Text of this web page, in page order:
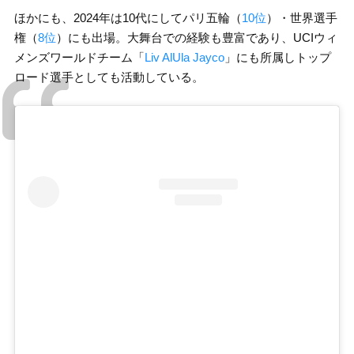
ほかにも、2024年は10代にしてパリ五輪（10位）・世界選手
権（8位）にも出場。大舞台での経験も豊富であり、UCIウィ
メンズワールドチーム「Liv AlUla Jayco」にも所属しトップ
ロード選手としても活動している。